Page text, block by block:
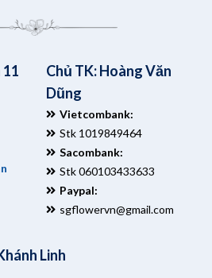
Chủ TK: Hoàng Văn
Dũng
Vietcombank:
Stk 1019849464
Sacombank:
Stk 060103433633
Paypal:
sgflowervn@gmail.com
Linh